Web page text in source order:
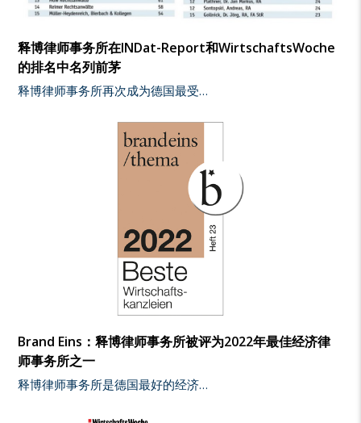
释博律师事务所在INDat-Report和WirtschaftsWoche
的排名中名列前茅
释博律师事务所再次成为德国最受…
Brand Eins：释博律师事务所被评为2022年最佳经济律
师事务所之一
释博律师事务所是德国最好的经济…